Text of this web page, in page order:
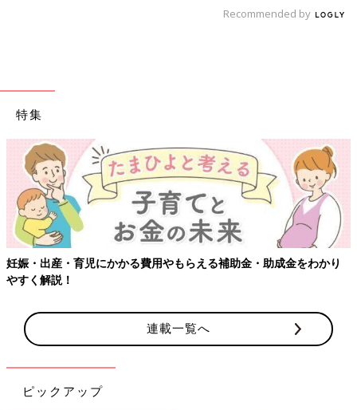
Recommended by
特集
妊娠・出産・育児にかかる費用やもらえる補助金・助成金をわかり
やすく解説！
連載一覧へ
ピックアップ